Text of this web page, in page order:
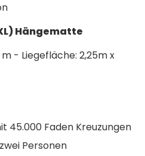
Hängematte
- Liegefläche: 2,25m x
45.000 Faden Kreuzungen
Personen